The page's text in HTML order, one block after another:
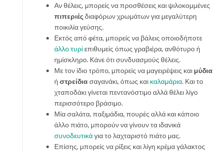
Αν θέλεις, μπορείς να προσθέσεις και ψιλοκομμένες
πιπεριέςδιαφόρων χρωμάτων για μεγαλύτερη
ποικιλία γεύσης.
Εκτός από φέτα, μπορείς να βάλεις οποιοδήποτε
άλλο τυρίεπιθυμείς όπως γραβιέρα, ανθότυρο ή
ημίσκληρο. Κάνε ότι συνδυασμούς θέλεις.
Με τον ίδιο τρόπο, μπορείς να μαγειρέψεις και μύδια
ή στρείδιασαγανάκι, όπως και καλαμάρια. Και το
χταποδάκι γίνεται πεντανόστιμο αλλά θέλει λίγο
περισσότερο βράσιμο.
Μία σαλάτα, παξιμάδια, πουρές αλλά και κάποιο
άλλο πιάτο, μπορούν να γίνουν τα ιδανικά
συνοδευτικάγια το λαχταριστό πιάτο μας.
Επίσης, μπορείς να ρίξεις και λίγη κρέμα γάλακτος